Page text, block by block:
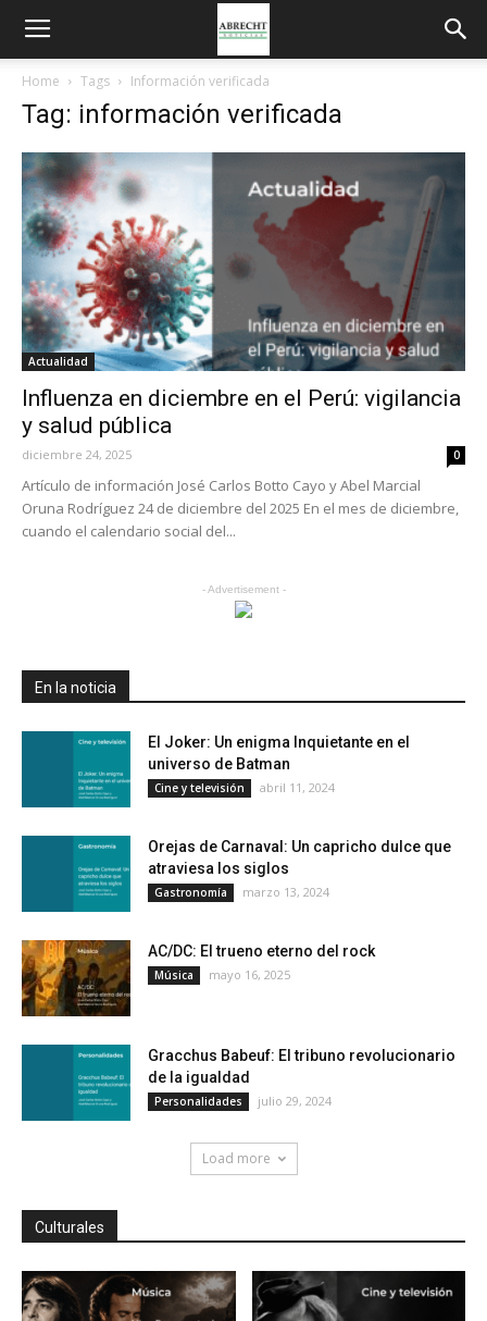
Home Tags Información verificada
Tag: información verificada
Actualidad
Influenza en diciembre en el Perú: vigilancia
y salud pública
diciembre 24, 2025 0
Artículo de información José Carlos Botto Cayo y Abel Marcial
Oruna Rodríguez 24 de diciembre del 2025 En el mes de diciembre,
cuando el calendario social del...
- Advertisement -
En la noticia
El Joker: Un enigma Inquietante en el
universo de Batman
Cine y televisión abril 11, 2024
Orejas de Carnaval: Un capricho dulce que
atraviesa los siglos
Gastronomía marzo 13, 2024
AC/DC: El trueno eterno del rock
Música mayo 16, 2025
Gracchus Babeuf: El tribuno revolucionario
de la igualdad
Personalidades julio 29, 2024
Load more
Culturales